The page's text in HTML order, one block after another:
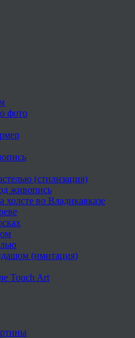
фото
(стилизация)
живопись
холсте во Владикавказе
(имитация)
Touch Art